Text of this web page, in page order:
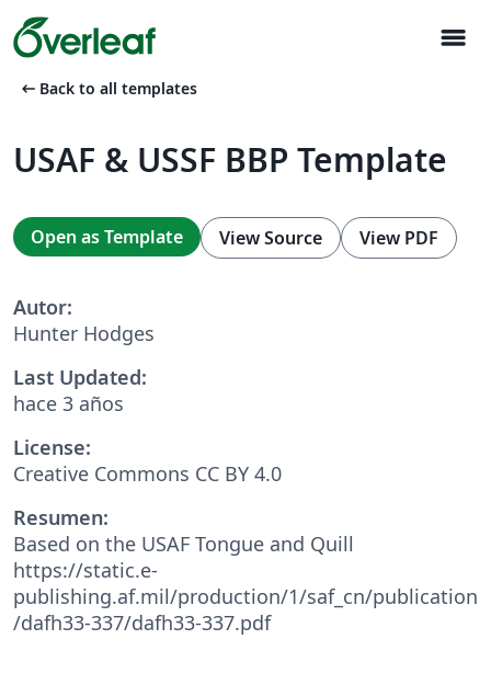
menu
arrow_left_alt Back to all templates
USAF & USSF BBP Template
Open as Template View Source View PDF
Autor:
Hunter Hodges
Last Updated:
hace 3 años
License:
Creative Commons CC BY 4.0
Resumen:
Based on the USAF Tongue and Quill
https://static.e-
publishing.af.mil/production/1/saf_cn/publication
/dafh33-337/dafh33-337.pdf